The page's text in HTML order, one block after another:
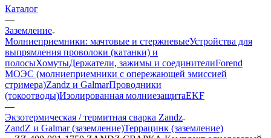
Каталог
—
Заземление
Молниеприемники: мачтовые и стержневыеУстройства для
выпрямления проволоки (катанки) и
полосыХомутыДержатели, зажимы и соединителиForend
МОЭС (молниеприемники с опережающей эмиссией
стримера)Zandz и GalmarПроводники
(токоотводы)Изолированная молниезащитаEKF
—
Экзотермическая / термитная сварка Zandz
ZandZ и Galmar (заземление)Террацинк (заземление)